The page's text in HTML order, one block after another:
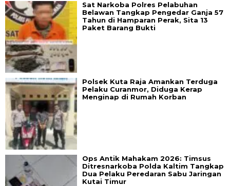
Sat Narkoba Polres Pelabuhan
Belawan Tangkap Pengedar Ganja 57
Tahun di Hamparan Perak, Sita 13
Paket Barang Bukti
Polsek Kuta Raja Amankan Terduga
Pelaku Curanmor, Diduga Kerap
Menginap di Rumah Korban
Ops Antik Mahakam 2026: Timsus
Ditresnarkoba Polda Kaltim Tangkap
Dua Pelaku Peredaran Sabu Jaringan
Kutai Timur